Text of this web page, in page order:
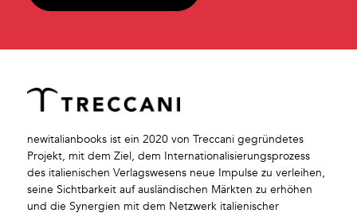
newitalianbooks ist ein 2020 von Treccani gegründetes
Projekt, mit dem Ziel, dem Internationalisierungsprozess
des italienischen Verlagswesens neue Impulse zu verleihen,
seine Sichtbarkeit auf ausländischen Märkten zu erhöhen
und die Synergien mit dem Netzwerk italienischer